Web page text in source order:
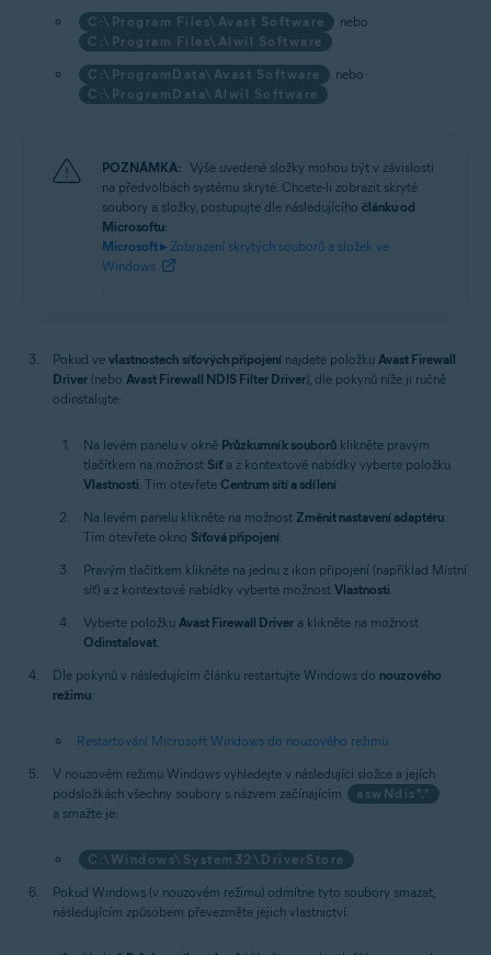
C:\Program Files\Avast Software
nebo
C:\Program Files\Alwil Software
C:\ProgramData\Avast Software
nebo
C:\ProgramData\Alwil Software
POZNÁMKA: Výše uvedené složky mohou být v závislosti
na předvolbách systému skryté. Chcete-li zobrazit skryté
soubory a složky, postupujte dle následujícího článku od
Microsoftu:
Microsoft ▸ Zobrazení skrytých souborů a složek ve
Windows
.
Pokud ve vlastnostech síťových připojení najdete položku Avast Firewall
Driver (nebo Avast Firewall NDIS Filter Driver), dle pokynů níže ji ručně
odinstalujte:
Na levém panelu v okně Průzkumník souborů klikněte pravým
tlačítkem na možnost Síťa z kontextové nabídky vyberte položku
Vlastnosti. Tím otevřete Centrum sítí a sdílení.
Na levém panelu klikněte na možnost Změnit nastavení adaptéru.
Tím otevřete okno Síťová připojení.
Pravým tlačítkem klikněte na jednu z ikon připojení (například Místní
síť) a z kontextové nabídky vyberte možnost Vlastnosti.
Vyberte položku Avast Firewall Driver a klikněte na možnost
Odinstalovat.
Dle pokynů v následujícím článku restartujte Windows do nouzového
režimu:
Restartování Microsoft Windows do nouzového režimu
V nouzovém režimu Windows vyhledejte v následující složce a jejích
podsložkách všechny soubory s názvem začínajícím
aswNdis*.*
a smažte je:
C:\Windows\System32\DriverStore
Pokud Windows (v nouzovém režimu) odmítne tyto soubory smazat,
následujícím způsobem převezměte jejich vlastnictví: